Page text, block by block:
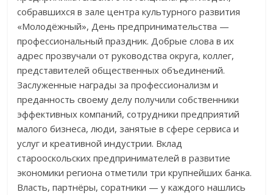
собравшихся в зале центра культурного развития
«Молодёжный», День предпринимательства —
профессиональный праздник. Добрые слова в их
адрес прозвучали от руководства округа, коллег,
представителей общественных объединений.
Заслуженные награды за профессионализм и
преданность своему делу получили собственники
эффективных компаний, сотрудники предприятий
малого бизнеса, люди, занятые в сфере сервиса и
услуг и креативной индустрии. Вклад
старооскольских предпринимателей в развитие
экономики региона отметили три крупнейших банка.
Власть, партнёры, соратники — у каждого нашлись